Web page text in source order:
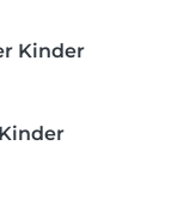
Kinder